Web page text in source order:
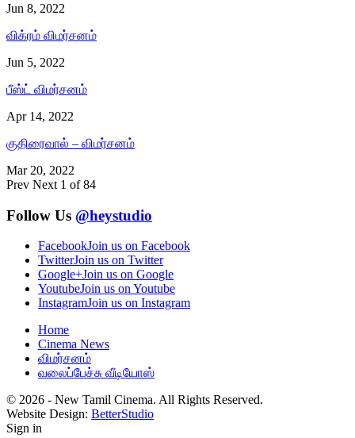
Jun 8, 2022
விக்ரம் விமர்சனம்
Jun 5, 2022
பீஸ்ட் விமர்சனம்
Apr 14, 2022
குதிரைவால் – விமர்சனம்
Mar 20, 2022
Prev Next 1 of 84
Follow Us @heystudio
FacebookJoin us on Facebook
TwitterJoin us on Twitter
Google+Join us on Google
YoutubeJoin us on Youtube
InstagramJoin us on Instagram
Home
Cinema News
விமர்சனம்
வலைப்பேச்சு வீடியோஸ்
© 2026 - New Tamil Cinema. All Rights Reserved.
Website Design: BetterStudio
Sign in